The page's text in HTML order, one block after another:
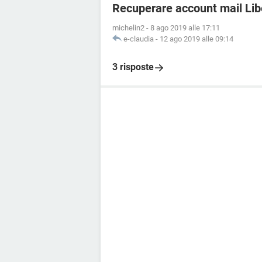
Recuperare account mail
michelin2 - 8 ago 2019 alle 17:11
e-claudia - 12 ago 2019 alle 09:14
3 risposte